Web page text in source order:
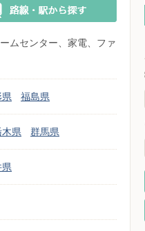
ムセンター、家電、ファ
県 福島県
木県 群馬県